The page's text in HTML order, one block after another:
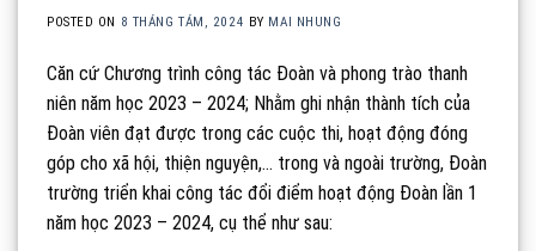
POSTED ON 8 THÁNG TÁM, 2024 BY MAI NHUNG
Căn cứ Chương trình công tác Đoàn và phong trào thanh
niên năm học 2023 – 2024; Nhằm ghi nhận thành tích của
Đoàn viên đạt được trong các cuộc thi, hoạt động đóng
góp cho xã hội, thiện nguyện,… trong và ngoài trường, Đoàn
trường triển khai công tác đổi điểm hoạt động Đoàn lần 1
năm học 2023 – 2024, cụ thể như sau: